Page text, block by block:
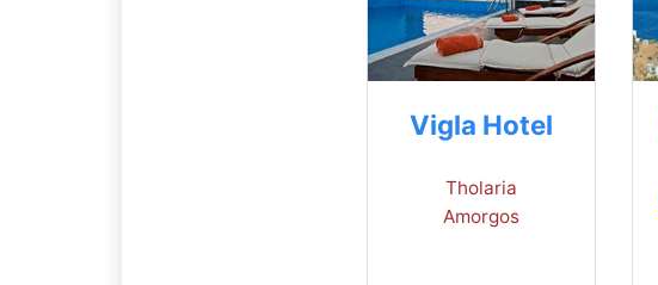
Vigla Hotel
Tholaria
Amorgos